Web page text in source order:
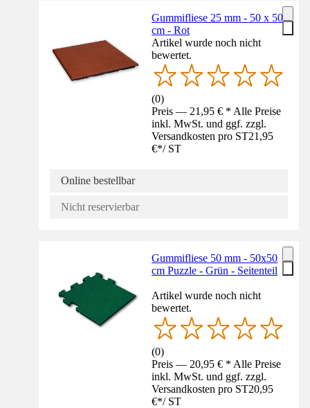
Gummifliese 25 mm - 50 x 50
cm - Rot
Artikel wurde noch nicht
bewertet.
(0)
Preis — 21,95 € * Alle Preise
inkl. MwSt. und ggf. zzgl.
Versandkosten pro ST21,95
€*/ ST
Online bestellbar
Nicht reservierbar
Gummifliese 50 mm - 50x50
cm Puzzle - Grün - Seitenteil
Artikel wurde noch nicht
bewertet.
(0)
Preis — 20,95 € * Alle Preise
inkl. MwSt. und ggf. zzgl.
Versandkosten pro ST20,95
€*/ ST